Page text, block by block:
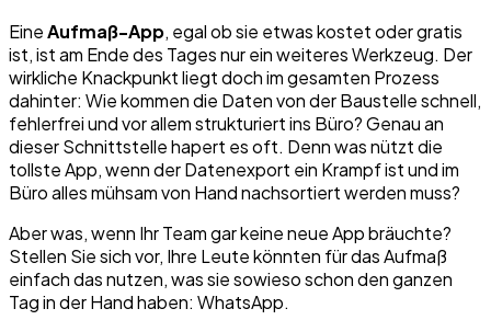
EineAufmaß-App, egal ob sie etwas kostet oder gratis
ist, ist am Ende des Tages nur ein weiteres Werkzeug. Der
wirkliche Knackpunkt liegt doch im gesamten Prozess
dahinter: Wie kommen die Daten von der Baustelle schnell,
fehlerfrei und vor allem strukturiert ins Büro? Genau an
dieser Schnittstelle hapert es oft. Denn was nützt die
tollste App, wenn der Datenexport ein Krampf ist und im
Büro alles mühsam von Hand nachsortiert werden muss?
Aber was, wenn Ihr Team gar keine neue App bräuchte?
Stellen Sie sich vor, Ihre Leute könnten für das Aufmaß
einfach das nutzen, was sie sowieso schon den ganzen
Tag in der Hand haben: WhatsApp.